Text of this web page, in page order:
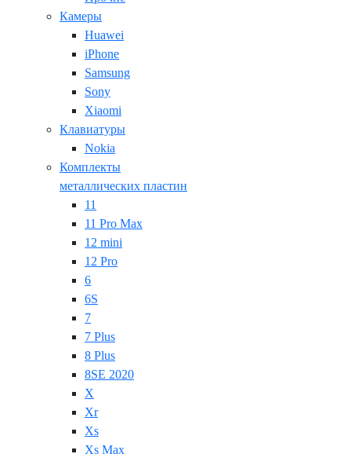
Камеры
Huawei
iPhone
Samsung
Sony
Xiaomi
Клавиатуры
Nokia
Комплекты
металлических пластин
11
11 Pro Max
12 mini
12 Pro
6
6S
7
7 Plus
8 Plus
8SE 2020
X
Xr
Xs
Xs Max